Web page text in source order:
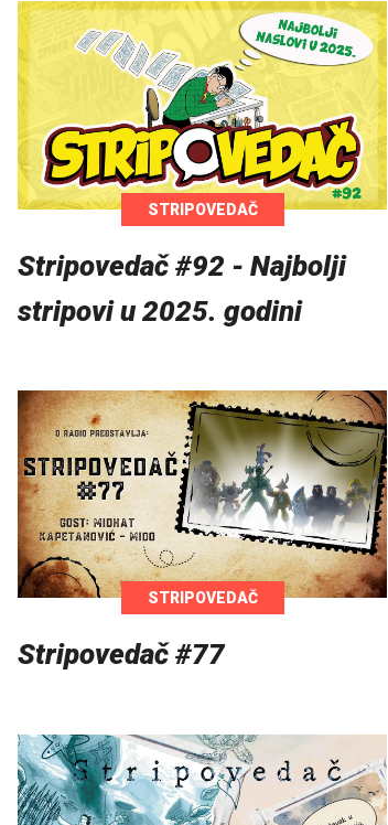
STRIPOVEDAČ
Stripovedač #92 - Najbolji
stripovi u 2025. godini
STRIPOVEDAČ
Stripovedač #77